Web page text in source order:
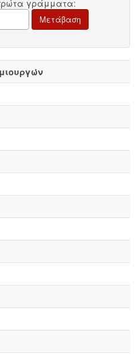
γράμματα: